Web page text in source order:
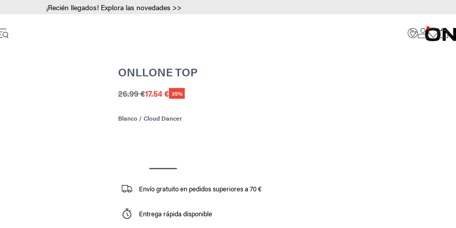
¡Recién llegados! Explora las novedades >>
ONLLONE TOP
26.99 €17.54 € 35%
Blanco / Cloud Dancer
Envío gratuito en pedidos superiores a 70 €
Entrega rápida disponible